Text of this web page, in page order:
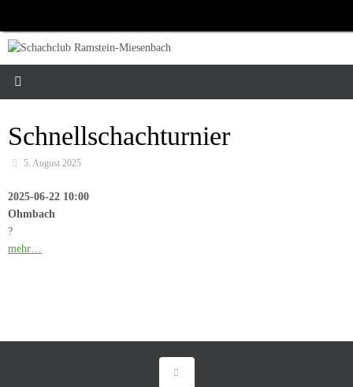
springen
Schnellschachturnier
5. August 2025
2025-06-22 10:00
Ohmbach
?
mehr…